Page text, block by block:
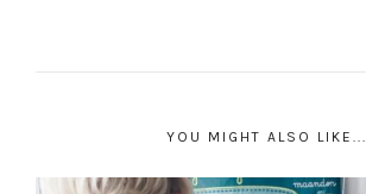
YOU MIGHT ALSO LIKE...